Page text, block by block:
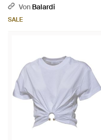
Von Balardi
SALE